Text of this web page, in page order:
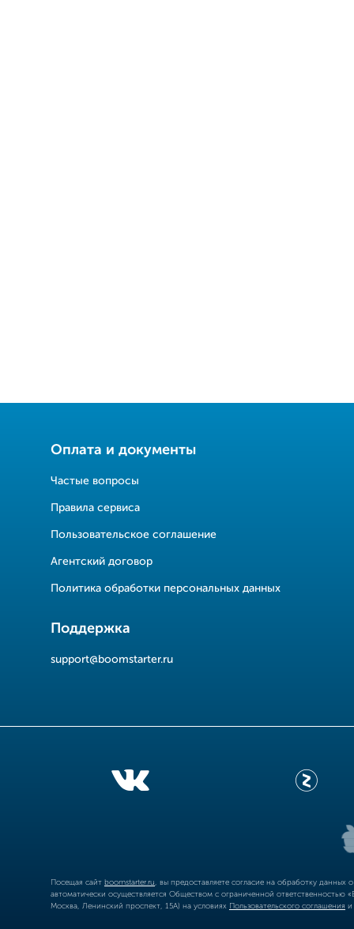
Оплата и документы
Частые вопросы
Правила сервиса
Пользовательское соглашение
Агентский договор
Политика обработки персональных данных
Поддержка
support@boomstarter.ru
Посещая сайт boomstarter.ru , вы предоставляете согласие на обработку
автоматически осуществляется Обществом с ограниченной
Москва, Ленинский проспект, 15А) на условиях Пользовательского соглашения и